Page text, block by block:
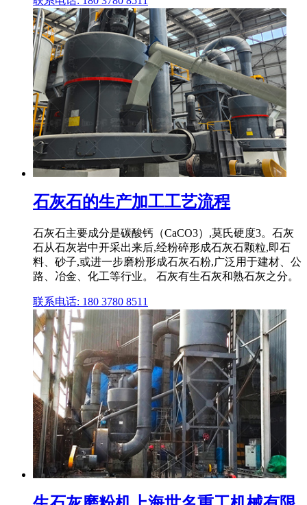
石灰石的生产加工工艺流程
石灰石主要成分是碳酸钙（CaCO3）,莫氏硬度3。石灰
石从石灰岩中开采出来后,经粉碎形成石灰石颗粒,即石
料、砂子,或进一步磨粉形成石灰石粉,广泛用于建材、公
路、冶金、化工等行业。 石灰有生石灰和熟石灰之分。
联系电话: 180 3780 8511